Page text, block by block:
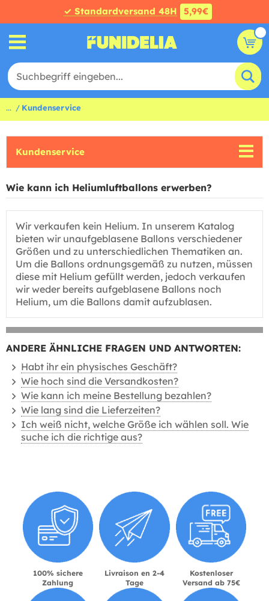
✓ Standardversand 48H 5,99€
... Kundenservice
Kundenservice
Wie kann ich Heliumluftballons erwerben?
Wir verkaufen kein Helium. In unserem Katalog
bieten wir unaufgeblasene Ballons verschiedener
Größen und zu unterschiedlichen Thematiken an.
Um die Ballons ordnungsgemäß zu nutzen, müssen
diese mit Helium gefüllt werden, jedoch verkaufen
wir weder bereits aufgeblasene Ballons noch
Helium, um die Ballons damit aufzublasen.
ANDERE ÄHNLICHE FRAGEN UND ANTWORTEN:
Habt ihr ein physisches Geschäft?
Wie hoch sind die Versandkosten?
Wie kann ich meine Bestellung bezahlen?
Wie lang sind die Lieferzeiten?
Ich weiß nicht, welche Größe ich wählen soll. Wie
suche ich die richtige aus?
100% sichere
Zahlung
Livraison en 2-4
Tage
Kostenloser
Versand ab 75€